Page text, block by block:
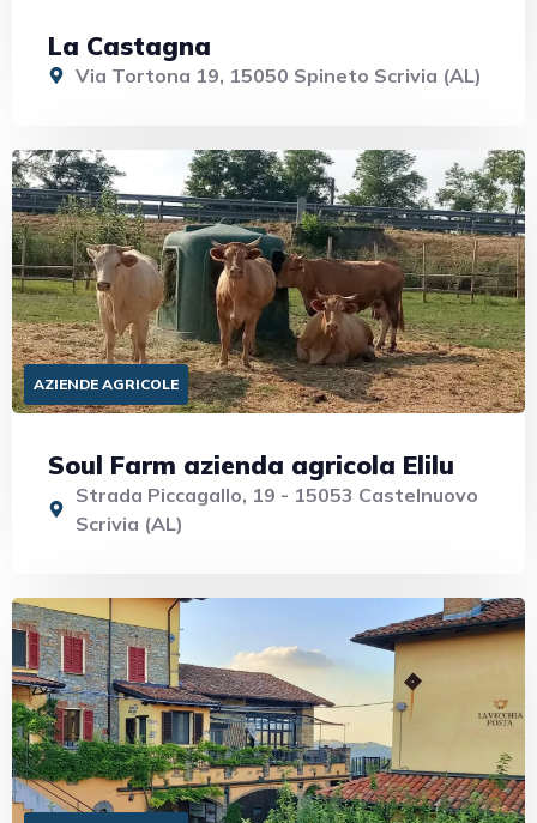
La Castagna
Via Tortona 19, 15050 Spineto Scrivia (AL)
AZIENDE AGRICOLE
Soul Farm azienda agricola Elilu
Strada Piccagallo, 19 - 15053 Castelnuovo
Scrivia (AL)